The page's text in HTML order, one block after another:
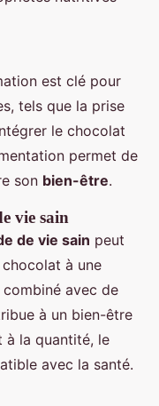
est clé pour
tels que la prise
le chocolat
permet de
son bien-être.
vie sain
de vie sain peut
à une
avec de
à un bien-être
à la quantité, le
avec la santé.